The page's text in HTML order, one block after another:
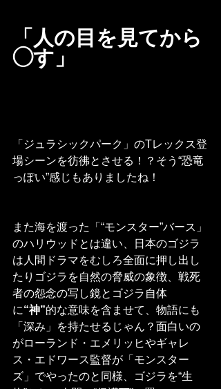
「人の目を見てから
◯す」
「ジュラシックパーク」のTレックス登
場シーンを彷彿とさせる！？そう“恐竜
っぽい”感じもありましたね！
また海を渡った「“モンスター”バース」
のハリウッドとは違い、日本のゴジラ
は人間ドラマをむしろ全面に押し出し
たりゴジラを自然の脅威の象徴、戦死
者の怨念の写し鏡とゴジラ自体
に“神”的な意味を含ませて、物語にも
「深み」を持たせるじゃん？面白いの
がローランド・エメリッヒやギャレ
ス・エドワース監督が「モンスター
ズ」でやったのと同様、ゴジラを“生